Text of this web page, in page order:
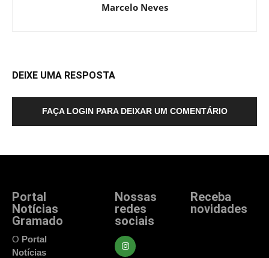
Marcelo Neves
DEIXE UMA RESPOSTA
FAÇA LOGIN PARA DEIXAR UM COMENTÁRIO
Portal
Notícias
Gramado
O Portal
Notícias
Nossas
redes
sociais
Receba
novidades